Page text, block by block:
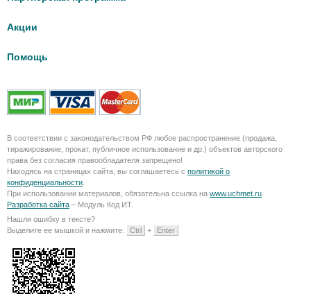
Акции
Помощь
В соответствии с законодательством РФ любое распространение (продажа,
тиражирование, прокат, публичное использование и др.) объектов авторского
права без согласия правообладателя запрещено!
Находясь на страницах сайта, вы соглашаетесь с политикой о
конфиденциальности
При использовании материалов, обязательна ссылка на www.uchmet.ru
Разработка сайта – Модуль Код ИТ.
Нашли ошибку в тексте?
Выделите ее мышкой и нажмите:
Ctrl + Enter